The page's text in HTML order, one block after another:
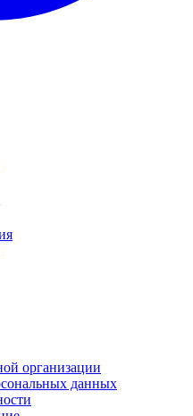
организации
данных